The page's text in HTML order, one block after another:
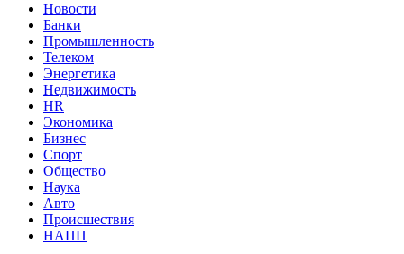
Новости
Банки
Промышленность
Телеком
Энергетика
Недвижимость
HR
Экономика
Бизнес
Спорт
Общество
Наука
Авто
Происшествия
НАПП